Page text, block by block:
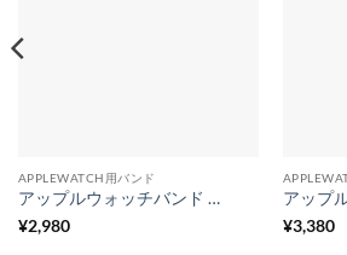
APPLEWATCH用バンド
アップルウォッチバンド クリア 韓国 apple watch バンド 可愛い 天然 樹脂 腕時計ベルト
¥2,980
¥3,380